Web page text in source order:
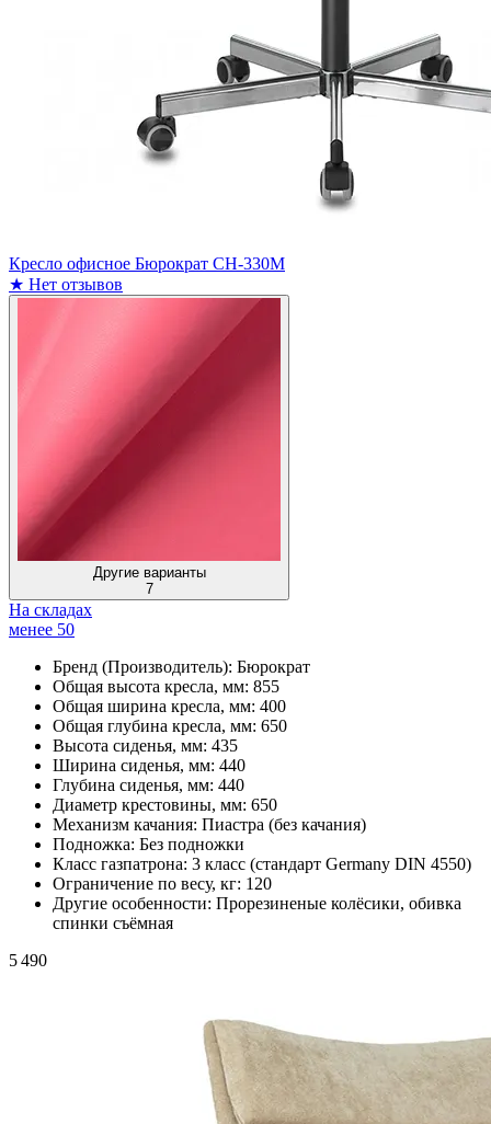
Кресло офисное Бюрократ CH-330M
★ Нет отзывов
Другие варианты
7
На складах
менее 50
Бренд (Производитель): Бюрократ
Общая высота кресла, мм: 855
Общая ширина кресла, мм: 400
Общая глубина кресла, мм: 650
Высота сиденья, мм: 435
Ширина сиденья, мм: 440
Глубина сиденья, мм: 440
Диаметр крестовины, мм: 650
Механизм качания: Пиастра (без качания)
Подножка: Без подножки
Класс газпатрона: 3 класс (стандарт Germany DIN 4550)
Ограничение по весу, кг: 120
Другие особенности: Прорезиненые колёсики, обивка
спинки съёмная
5 490